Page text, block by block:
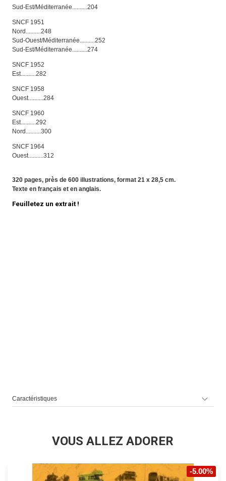
Sud-Est/Méditerranée..........204
SNCF 1951
Nord..........248
Sud-Ouest/Méditerranée..........252
Sud-Est/Méditerranée..........274
SNCF 1952
Est..........282
SNCF 1958
Ouest..........284
SNCF 1960
Est..........292
Nord..........300
SNCF 1964
Ouest..........312
320 pages, près de 600 illustrations, format 21 x 28,5 cm.
Texte en français et en anglais.
Feuilletez un extrait !
Caractéristiques
VOUS ALLEZ ADORER
-5.00%